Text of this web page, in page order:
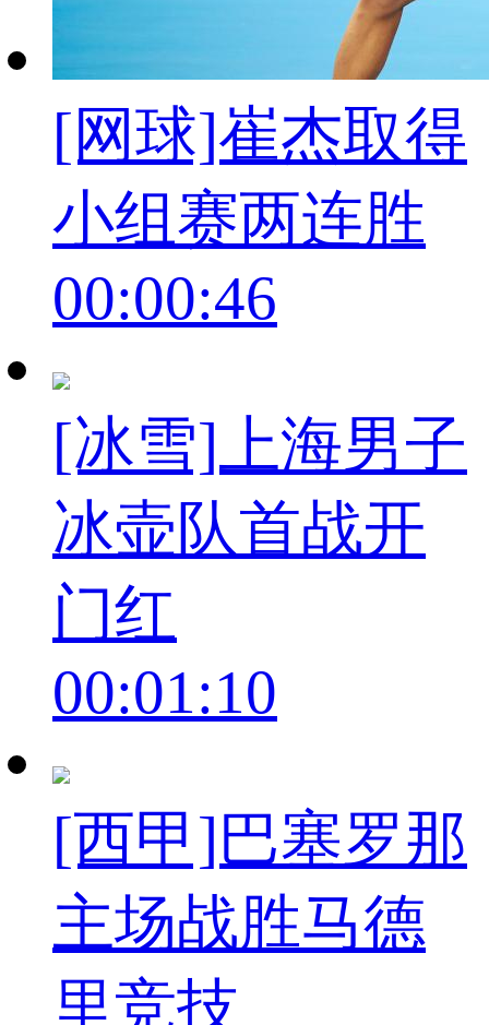
[网球]崔杰取得
小组赛两连胜
00:00:46
[冰雪]上海男子
冰壶队首战开
门红
00:01:10
[西甲]巴塞罗那
主场战胜马德
里竞技